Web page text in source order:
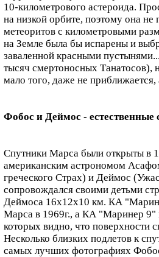
10-километрового астероида.
на низкой орбите, поэтому она
метеоритов с километровыми
на Земле была бы испарены и
заваленной красными
тысяч смертоносных Танатосов),
мало того, даже не приближается,
Фобос и Деймос -
Спутники Марса были открыты в
американским астрономом
греческого Страх) и Деймос
сопровождался своими детьми
Деймоса 16х12х10 км. КА
Марса в 1969г., а КА "Маринер 9"
которых видно, что поверхности
Несколько близких подлетов к
самых лучших фотографиях